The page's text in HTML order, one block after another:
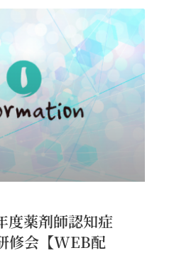
度薬剤師認知症
修会【WEB配